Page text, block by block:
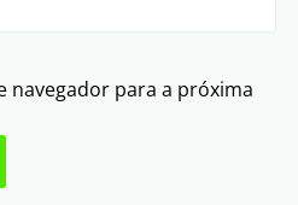
navegador para a próxima